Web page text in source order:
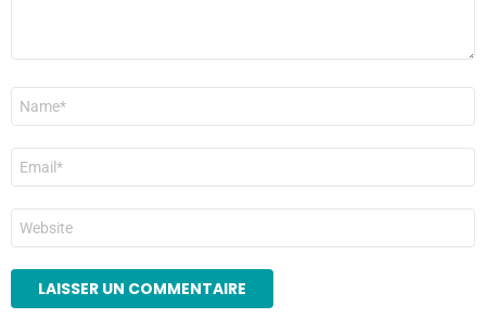
Nom
E-
mail
*
Site
web